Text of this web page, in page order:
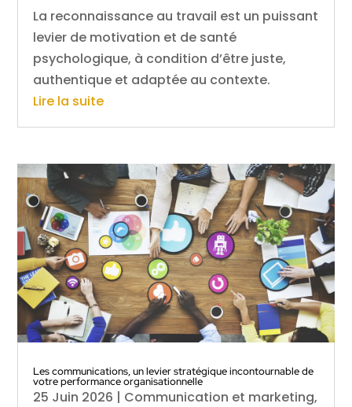
La reconnaissance au travail est un puissant
levier de motivation et de santé
psychologique, à condition d’être juste,
authentique et adaptée au contexte.
Lire la suite
Les communications, un levier stratégique incontournable de
votre performance organisationnelle
25 Juin 2026 | Communication et marketing,